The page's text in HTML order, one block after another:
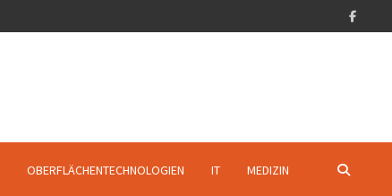
OBERFLÄCHENTECHNOLOGIEN IT MEDIZIN